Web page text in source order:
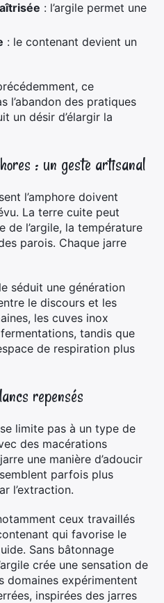
: l’argile permet une
: le contenant devient un
ce
l’abandon des pratiques
un désir d’élargir la
: un geste artisanal
l’amphore doivent
La terre cuite peut
de l’argile, la température
parois. Chaque jarre
séduit une génération
le discours et les
les cuves inox
tandis que
de respiration plus
repensés
limite pas à un type de
des macérations
une manière d’adoucir
parfois plus
l’extraction.
ceux travaillés
qui favorise le
Sans bâtonnage
crée une sensation de
domaines expérimentent
inspirées des jarres